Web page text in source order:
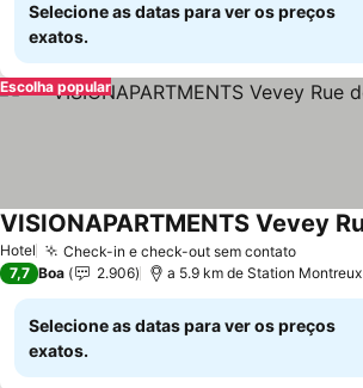
Selecione as datas para ver os preços
exatos.
Escolha popular
Hotel Check-in e check-out sem contato
7,7 Boa 2.906 a 5.9 km de Station Montreux
Selecione as datas para ver os preços
exatos.